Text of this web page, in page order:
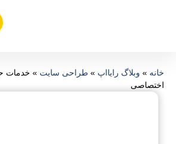
خانه » وبلاگ رایااپ » طراحی سایت »
اختصاصی